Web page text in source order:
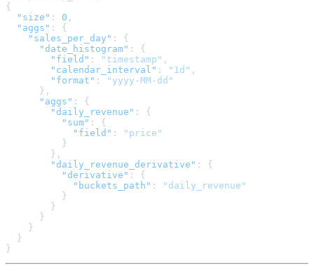
{
"size" : 0 ,
"aggs" :
{
"sales_per_day" :
{
"date_histogram" :
{
"field" : "timestamp" ,
"calendar_interval" : "1d" ,
"format" :
"yyyy-MM-dd"
} ,
"aggs" :
{
"daily_revenue" :
{
"sum" :
{
"field" :
"price"
}
} ,
"daily_revenue_derivative" :
{
"derivative" :
{
"buckets_path" :
"daily_revenue"
}
}
}
}
}
}